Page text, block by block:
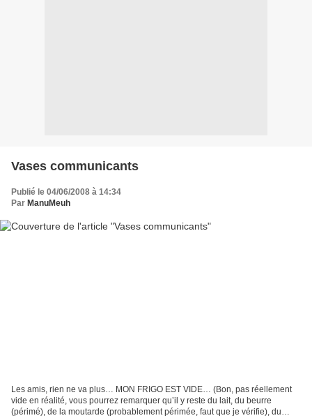
Vases communicants
Publié le 04/06/2008 à 14:34
Par ManuMeuh
Les amis, rien ne va plus… MON FRIGO EST VIDE… (Bon, pas réellement
vide en réalité, vous pourrez remarquer qu’il y reste du lait, du beurre
(périmé), de la moutarde (probablement périmée, faut que je vérifie), du